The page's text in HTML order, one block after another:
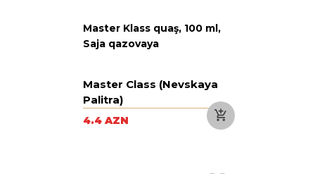
Master Klass quaş, 100 ml,
Saja qazovaya
Master Class (Nevskaya
Palitra)
4.4 AZN